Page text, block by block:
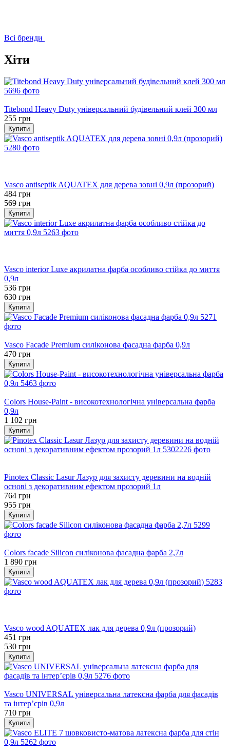
Всі бренди
Хіти
Titebond Heavy Duty універсальний будівельний клей 300 мл
255 грн
Купити
Vasco antiseptik AQUATEX для дерева зовні 0,9л (прозорий)
484 грн
569 грн
Купити
Vasco interior Luxe акрилатна фарба особливо стійка до миття
0,9л
536 грн
630 грн
Купити
Vasco Facade Premium силіконова фасадна фарба 0,9л
470 грн
Купити
Colors House-Paint - високотехнологічна універсальна фарба
0,9л
1 102 грн
Купити
Pinotex Classic Lasur Лазур для захисту деревини на водній
основі з декоративним ефектом прозорий 1л
764 грн
955 грн
Купити
Colors facade Silicon cиліконова фасадна фарба 2,7л
1 890 грн
Купити
Vasco wood AQUATEX лак для дерева 0,9л (прозорий)
451 грн
530 грн
Купити
Vasco UNIVERSAL універсальна латексна фарба для фасадів
та інтер’єрів 0,9л
710 грн
Купити